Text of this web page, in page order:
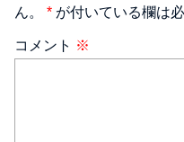
ん。 * が付いている欄は
コメント ※